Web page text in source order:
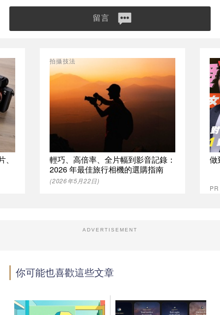
留言
輕巧、高倍率、全片幅到影音記錄：
2026 年最佳旅行相機的選購指南
拍攝技法
(2026年5月22日)
做
ADVERTISEMENT
你可能也喜歡這些文章